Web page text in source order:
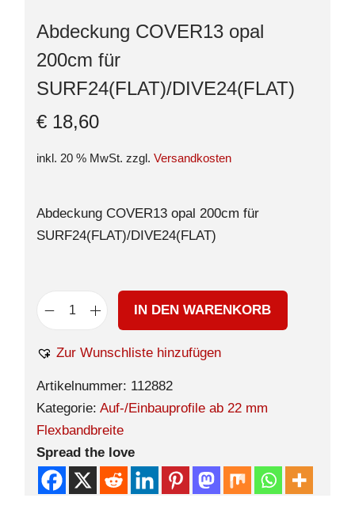
Abdeckung COVER13 opal
200cm für
SURF24(FLAT)/DIVE24(FLAT)
€ 18,60
inkl. 20 % MwSt. zzgl. Versandkosten
Abdeckung COVER13 opal 200cm für
SURF24(FLAT)/DIVE24(FLAT)
IN DEN WARENKORB
Zur Wunschliste hinzufügen
Artikelnummer: 112882
Kategorie: Auf-/Einbauprofile ab 22 mm
Flexbandbreite
Spread the love